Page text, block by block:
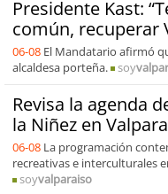
Presidente Kast:
común, recuperar
06-08 El Mandatario afirmó
alcaldesa porteña.
soy
Revisa la agenda
la Niñez en
06-08 La programación
recreativas e interculturales
soyvalparaiso